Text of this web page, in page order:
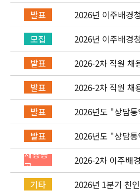
발표
2026년 이주배경
교육지원사업 수
표
모집
2026년 이주배경
교육지원 사업 위
발표
2026-2차 직원 채
자 발표 및 적격심
발표
2026-2차 직원 채
자 발표 및 면접전
발표
2026년도 "상담
러, 몽)" 면접심사
발표
2026년도 "상담
러, 몽)" 서류심사
채용공
고
2026-2차 이주배
직원(기획운영실/
협력부) 채용공고
기타 2026년 1분기 친